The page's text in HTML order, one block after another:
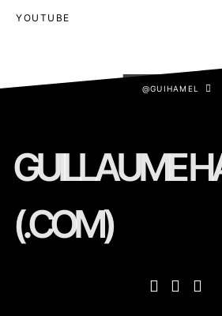
YOUTUBE
@GUIHAMEL
GUILLAUME
(.COM)